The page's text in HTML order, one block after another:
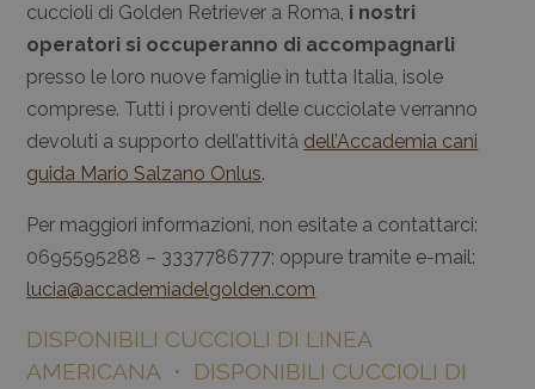
cuccioli di Golden Retriever a Roma, i nostri
operatori si occuperanno di accompagnarli
presso le loro nuove famiglie in tutta Italia, isole
comprese. Tutti i proventi delle cucciolate verranno
devoluti a supporto dell’attività dell’Accademia cani
guida Mario Salzano Onlus.
Per maggiori informazioni, non esitate a contattarci:
0695595288 – 3337786777; oppure tramite e-mail:
lucia@accademiadelgolden.com
DISPONIBILI CUCCIOLI DI LINEA
AMERICANA • DISPONIBILI CUCCIOLI DI